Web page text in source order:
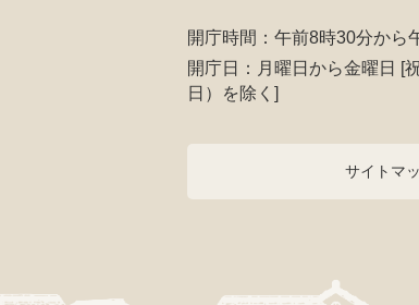
開庁時間：午前8時30分から
開庁日：月曜日から金曜日 [
日）を除く]
サイトマ